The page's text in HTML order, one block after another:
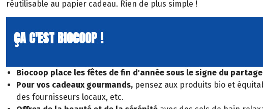
réutilisable au papier cadeau. Rien de plus simple !
ÇA C'EST BIOCOOP !
Biocoop place les fêtes de fin d'année sous le signe du
Pour vos cadeaux gourmands, pensez aux produits bio et
des fournisseurs locaux, etc.